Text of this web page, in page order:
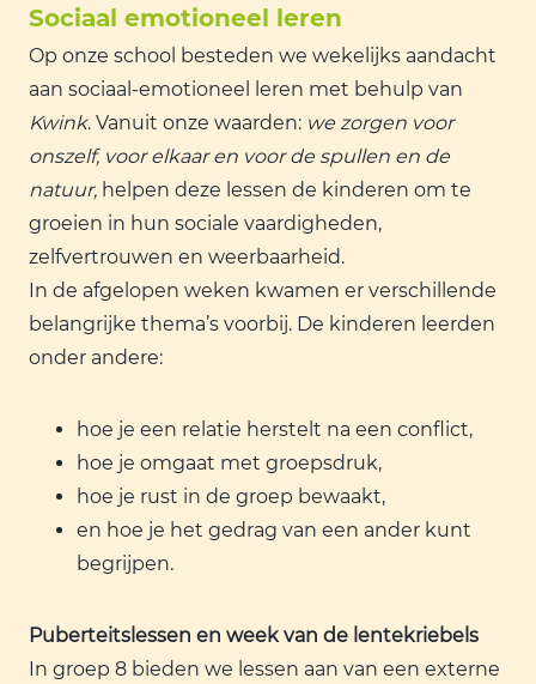
Sociaal emotioneel leren
Op onze school besteden we wekelijks aandacht
aan sociaal-emotioneel leren met behulp van
Kwink. Vanuit onze waarden: we zorgen voor
onszelf, voor elkaar en voor de spullen en de
natuur, helpen deze lessen de kinderen om te
groeien in hun sociale vaardigheden,
zelfvertrouwen en weerbaarheid.
In de afgelopen weken kwamen er verschillende
belangrijke thema’s voorbij. De kinderen leerden
onder andere:
hoe je een relatie herstelt na een conflict,
hoe je omgaat met groepsdruk,
hoe je rust in de groep bewaakt,
en hoe je het gedrag van een ander kunt
begrijpen.
Puberteitslessen en week van de lentekriebels
In groep 8 bieden we lessen aan van een externe